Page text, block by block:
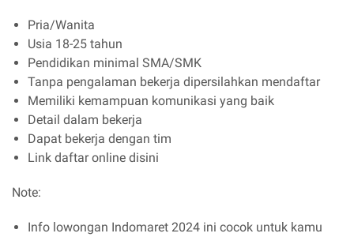
Pria/Wanita
Usia 18-25 tahun
Pendidikan minimal SMA/SMK
Tanpa pengalaman bekerja dipersilahkan mendaftar
Memiliki kemampuan komunikasi yang baik
Detail dalam bekerja
Dapat bekerja dengan tim
Link daftar online disini
Note:
Info lowongan Indomaret 2024 ini cocok untuk kamu